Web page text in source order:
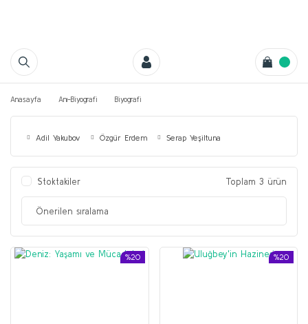
Anasayfa Anı-Biyografi Biyografi
Adil Yakubov Özgür Erdem Serap Yeşiltuna
Stoktakiler Toplam 3 ürün
%20 %20